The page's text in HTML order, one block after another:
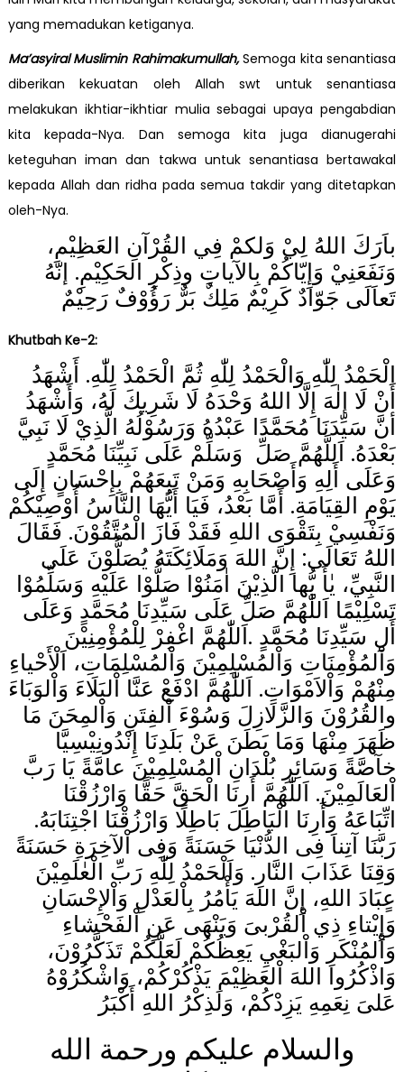
yang memadukan ketiganya.
Ma’asyiral Muslimin Rahimakumullah,Semoga kita senantiasa
diberikan kekuatan oleh Allah swt untuk senantiasa
melakukan ikhtiar-ikhtiar mulia sebagai upaya pengabdian
kita kepada-Nya. Dan semoga kita juga dianugerahi
keteguhan iman dan takwa untuk senantiasa bertawakal
kepada Allah dan ridha pada semua takdir yang ditetapkan
oleh-Nya.
باَرَكَ اللهُ لِيْ وَلكمْ فِي القُرْآنِ العَظِيْمِ،
وَنَفَعَنِيْ وَإِيّاكُمْ بِالآياتِ وذِكْرِ الحَكِيْمِ. إنّهُ
تَعاَلَى جَوّادٌ كَرِيْمٌ مَلِكٌ بَرٌّ رَؤُوْفٌ رَحِيْمٌ
Khutbah Ke-2:
الْحَمْدُ لِلّٰهِ وَالْحَمْدُ لِلّٰهِ ثُمَّ الْحَمْدُ لِلّٰهِ. أَشْهَدُ
أَنْ لَا إلٰهَ إِلَّا اللهُ وَحْدَهُ لَا شَرِيكَ لَهُ، وَأَشْهَدُ
أنَّ سَيِّدَنَا مُحَمَّدًا عَبْدُهُ وَرَسُوْلُهُ الَّذِيْ لَا نَبِيَّ
بَعْدَهُ. اَللَّهُمَّ صَلِّ وَسَلِّمْ عَلَى نَبِيِّنَا مُحَمَّدٍ
وَعَلَى أَلِهِ وَأَصْحَابِهِ وَمَنْ تَبِعَهُمْ بِإِحْسَانٍ إِلَى
يَوْمِ القِيَامَةِ. أَمَّا بَعْدُ، فَيَا أَيُّهَا النَّاسُ أُوْصِيْكُمْ
وَنَفْسِيْ بِتَقْوَى اللهِ فَقَدْ فَازَ الْمُتَّقُوْنَ. فَقَالَ
اللهُ تَعَالَى: إِنَّ اللهَ وَمَلَائِكَتَهُ يُصَلُّوْنَ عَلَى
النَّبِيِّ، يٰأَ يُّها الَّذِيْنَ اٰمَنُوْا صَلُّوْا عَلَيْهِ وَسَلِّمُوْا
تَسْلِيْمًا اَللّٰهُمَّ صَلِّ عَلَى سَيِّدِنَا مُحَمَّدٍ وَعَلَى
أَلِ سَيِّدِنَا مُحَمَّدٍ .اَللّٰهُمَّ اغْفِرْ لِلْمُؤْمِنِيْنَ
وَاْلمُؤْمِنَاتِ وَاْلمُسْلِمِيْنَ وَاْلمُسْلِمَاتِ، اَلْأَحْياءِ
مِنْهُمْ وَاْلاَمْوَاتِ. اَللّٰهُمَّ ادْفَعْ عَنَّا اْلبَلَاءَ وَاْلوَبَاءَ
والقُرُوْنَ وَالزَّلَازِلَ وَسُوْءَ اْلفِتَنِ وَاْلمِحَنَ مَا
ظَهَرَ مِنْهَا وَمَا بَطَنَ عَنْ بَلَدِنَا إِنْدُونِيْسِيَّا
خآصَّةً وَسَائِرِ بُلْدَانِ اْلمُسْلِمِيْنَ عامَّةً يَا رَبَّ
اْلعَالَمِيْنَ. اَللّٰهُمَّ أَرِنَا الْحَقَّ حَقًّا وَارْزُقْنَا
اتِّبَاعَهُ وَأَرِنَا الْبَاطِلَ بَاطِلًا وَارْزُقْنَا اجْتِنَابَهُ.
رَبَّنَا آتِناَ فِى الدُّنْيَا حَسَنَةً وَفِى اْلآخِرَةِ حَسَنَةً
وَقِنَا عَذَابَ النَّارِ. وَاَلْحَمْدُ لِلّٰهِ رَبِّ الْعٰلَمِيْنَ
عٍبَادَ اللهِ، إِنَّ اللهَ يَأْمُرُ بِاْلعَدْلِ وَاْلإِحْسَانِ
وَإِيْتاءِ ذِي اْلقُرْبىَ وَيَنْهَى عَنِ اْلفَحْشاءِ
وَاْلمُنْكَرِ وَاْلبَغْيِ يَعِظُكُمْ لَعَلَّكُمْ تَذَكَّرُوْنَ،
وَاذْكُرُوا اللهَ اْلعَظِيْمَ يَذْكُرْكُمْ، وَاشْكُرُوْهُ
عَلىَ نِعَمِهِ يَزِدْكُمْ، وَلَذِكْرُ اللهِ أَكْبَرُ
والسلام عليكم ورحمة الله